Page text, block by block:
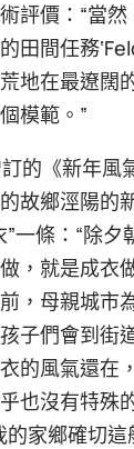
評價：“當
田間任務
地在最遼闊
模範。”
的《新年
故鄉涇陽的
一條：“除
做，就是成
，母親城市
子們會到街
的風氣還在
也沒有特殊
家鄉確切